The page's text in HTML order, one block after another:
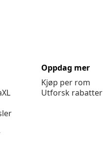
Oppdag mer
Kjøp per rom
Utforsk rabatter